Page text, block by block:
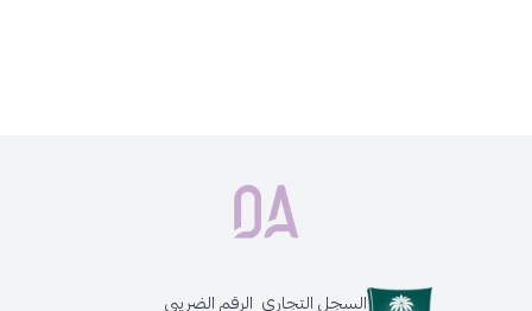
السجل التجاري الرقم الضريبي